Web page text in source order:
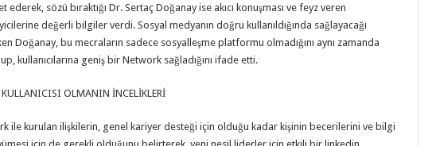
ederek, sözü bıraktığı Dr. Sertaç Doğanay ise akıcı konuşması ve feyz veren
değerli bilgiler verdi. Sosyal medyanın doğru kullanıldığında sağlayacağı
Doğanay, bu mecraların sadece sosyalleşme platformu olmadığını aynı zamanda
kullanıcılarına geniş bir Network sağladığını ifade etti.
OLMANIN İNCELİKLERİ
ile kurulan ilişkilerin, genel kariyer desteği için olduğu kadar kişinin becerilerini ve bilgi